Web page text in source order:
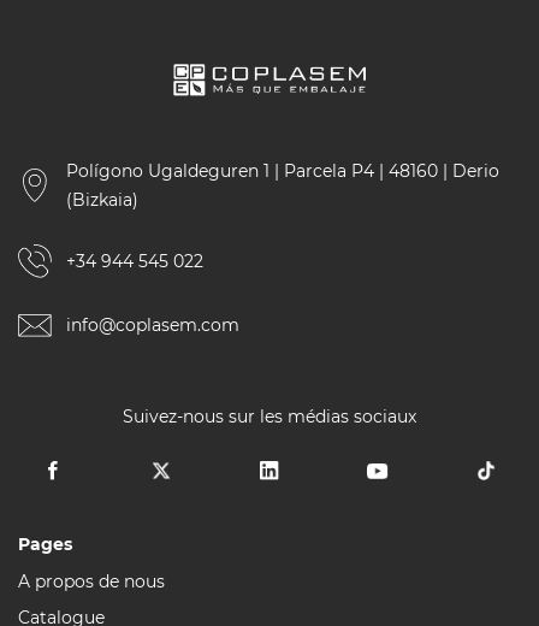
Polígono Ugaldeguren 1 | Parcela P4 | 48160 | Derio
(Bizkaia)
+34 944 545 022
info@coplasem.com
Suivez-nous sur les médias sociaux
Pages
A propos de nous
Catalogue